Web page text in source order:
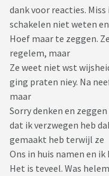
dank voor reacties.
schakelen niet weten
Hoef maar te zeggen.
regelem, maar
Ze weet niet wst
ging praten niey. Na
maar
Sorry denken en
dat ik verzwegen heb
gemaakt heb terwijl ze
Ons in huis namen en
Het is teveel. Was